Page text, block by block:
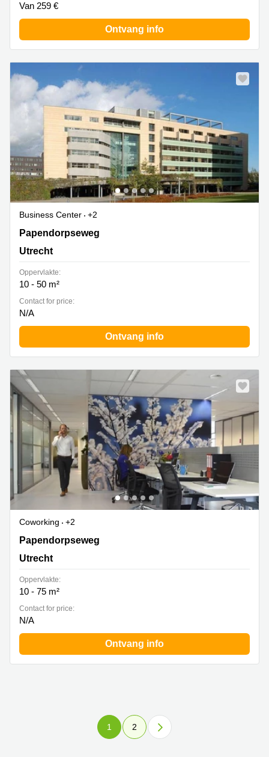
Van 259 €
Ontvang info
Business Center
+2
Papendorpseweg 99, Utrecht
Papendorpseweg
Utrecht
Oppervlakte:
10 - 50 m²
Contact for price:
N/A
Ontvang info
Coworking
+2
Papendorpseweg 99, Utrecht
Papendorpseweg
Utrecht
Oppervlakte:
10 - 75 m²
Contact for price:
N/A
Ontvang info
1 2